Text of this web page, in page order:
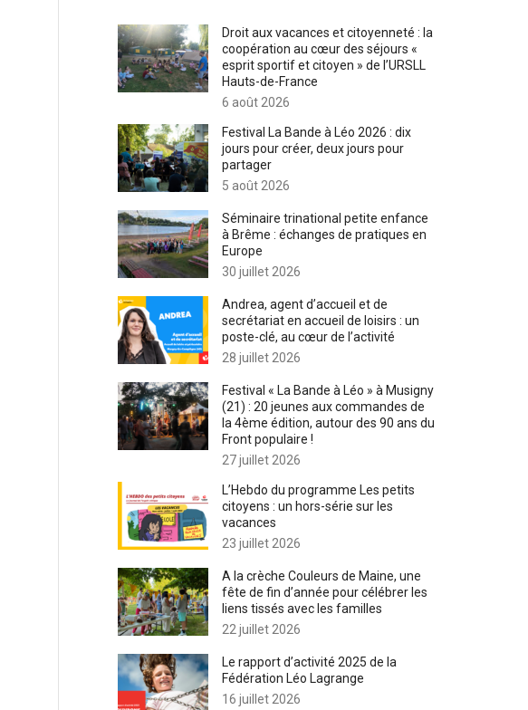
Droit aux vacances et citoyenneté : la
coopération au cœur des séjours «
esprit sportif et citoyen » de l’URSLL
Hauts-de-France
6 août 2026
Festival La Bande à Léo 2026 : dix
jours pour créer, deux jours pour
partager
5 août 2026
Séminaire trinational petite enfance
à Brême : échanges de pratiques en
Europe
30 juillet 2026
Andrea, agent d’accueil et de
secrétariat en accueil de loisirs : un
poste-clé, au cœur de l’activité
28 juillet 2026
Festival « La Bande à Léo » à Musigny
(21) : 20 jeunes aux commandes de
la 4ème édition, autour des 90 ans du
Front populaire !
27 juillet 2026
L’Hebdo du programme Les petits
citoyens : un hors-série sur les
vacances
23 juillet 2026
A la crèche Couleurs de Maine, une
fête de fin d’année pour célébrer les
liens tissés avec les familles
22 juillet 2026
Le rapport d’activité 2025 de la
Fédération Léo Lagrange
16 juillet 2026